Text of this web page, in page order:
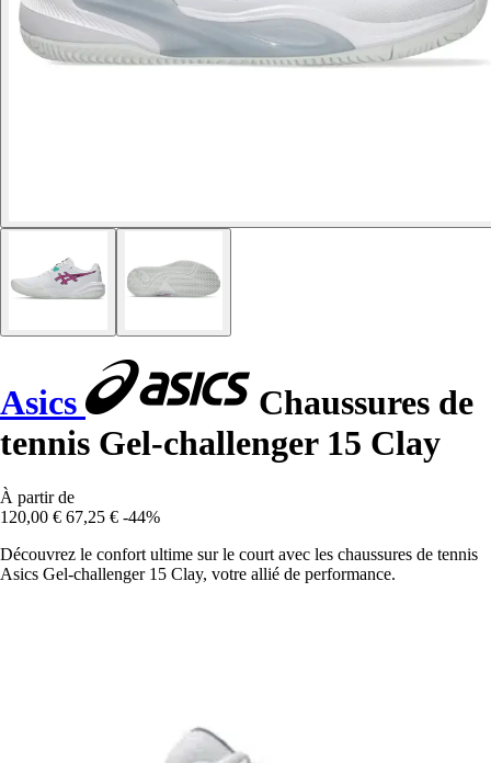
Asics
Chaussures de
tennis Gel-challenger 15 Clay
À partir de
120,00 € 67,25 € -44%
Découvrez le confort ultime sur le court avec les chaussures de tennis
Asics Gel-challenger 15 Clay, votre allié de performance.